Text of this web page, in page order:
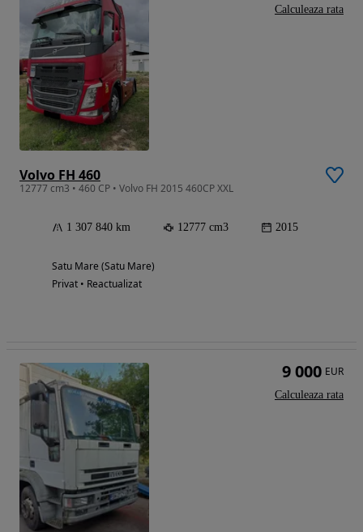
Volvo FH 460
12777 cm3 • 460 CP • Volvo FH 2015 460CP XXL
1 307 840 km 12777 cm3 2015
Satu Mare (Satu Mare)
Privat • Reactualizat
Calculeaza rata
9 000 EUR
Calculeaza rata